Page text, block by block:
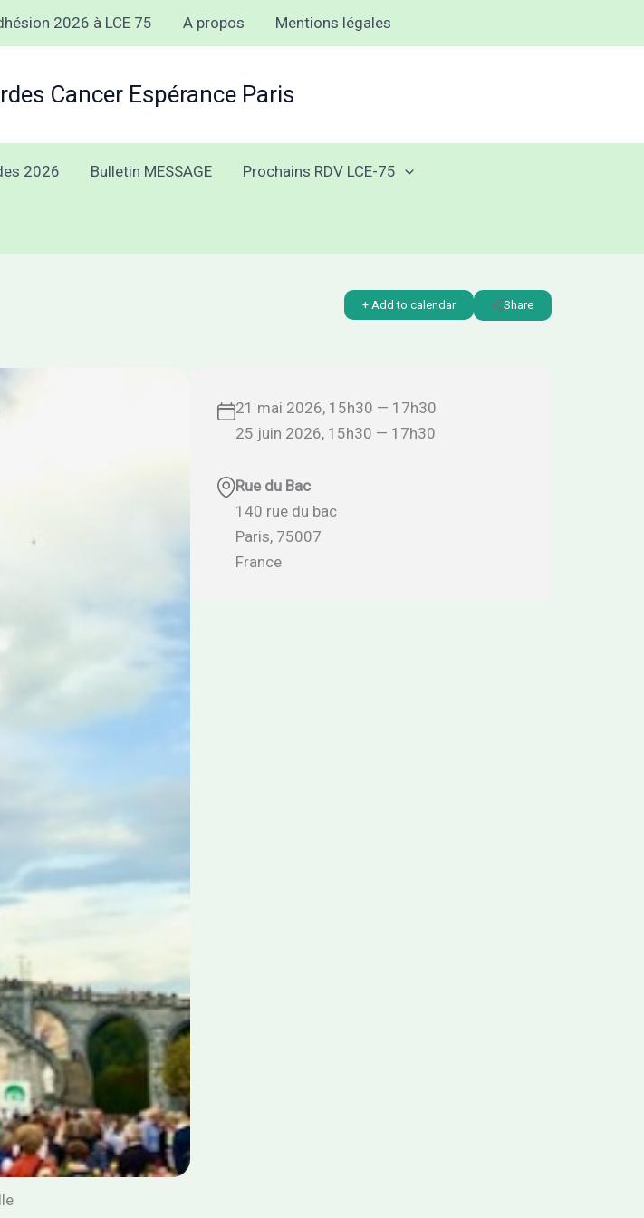
2026 à LCE 75 A propos Mentions légales
Cancer Espérance Paris
2026 Bulletin MESSAGE Prochains RDV LCE-75
+ Add to calendar Share
21 mai 2026, 15h30 — 17h30
25 juin 2026, 15h30 — 17h30
Rue du Bac
140 rue du bac
Paris, 75007
France